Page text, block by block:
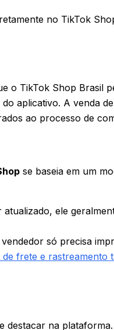
no TikTok
o TikTok Shop Brasil
aplicativo. A venda de
ao processo de
se baseia em um
ele
só precisa
frete e rastreamento
destacar na plataforma.